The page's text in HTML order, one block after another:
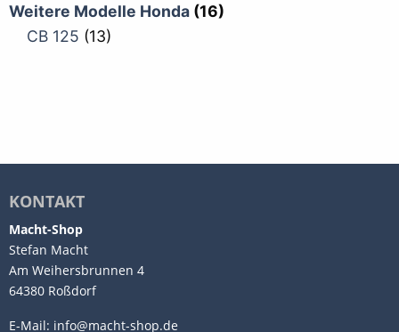
Weitere Modelle Honda (16)
CB 125 (13)
KONTAKT
Macht-Shop
Stefan Macht
Am Weihersbrunnen 4
64380 Roßdorf
E-Mail: info@macht-shop.de